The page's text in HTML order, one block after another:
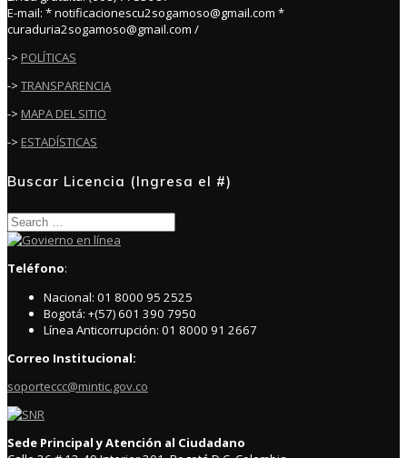
E-mail: * notificacionescu2sogamoso@gmail.com *
curaduria2sogamoso@gmail.com /
-> POLÍTICAS
-> TRANSPARENCIA
-> MAPA DEL SITIO
-> ESTADÍSTICAS
Buscar Licencia (Ingresa el #)
Search
for:
Teléfono:
Nacional: 01 8000 95 2525
Bogotá: +(57) 601 390 7950
Línea Anticorrupción: 01 8000 91 2667
Correo Institucional:
soporteccc@mintic.gov.co
Sede Principal y Atención al Ciudadano